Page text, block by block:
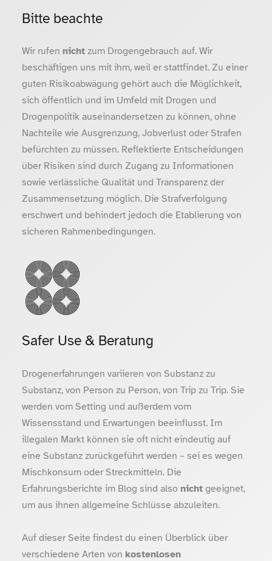
Bitte beachte
Wir rufen nichtzum Drogengebrauch auf. Wir
beschäftigen uns mit ihm, weil er stattfindet. Zu einer
guten Risikoabwägung gehört auch die Möglichkeit,
sich öffentlich und im Umfeld mit Drogen und
Drogenpolitik auseinandersetzen zu können, ohne
Nachteile wie Ausgrenzung, Jobverlust oder Strafen
befürchten zu müssen. Reflektierte Entscheidungen
über Risiken sind durch Zugang zu Informationen
sowie verlässliche Qualität und Transparenz der
Zusammensetzung möglich. Die Strafverfolgung
erschwert und behindert jedoch die Etablierung von
sicheren Rahmenbedingungen.
Safer Use & Beratung
Drogenerfahrungen variieren von Substanz zu
Substanz, von Person zu Person, von Trip zu Trip. Sie
werden vom Setting und außerdem vom
Wissensstand und Erwartungen beeinflusst. Im
illegalen Markt können sie oft nicht eindeutig auf
eine Substanz zurückgeführt werden – sei es wegen
Mischkonsum oder Streckmitteln. Die
Erfahrungsberichte im Blog sind also nichtgeeignet,
um aus ihnen allgemeine Schlüsse abzuleiten.
Auf dieser Seite findest du einen Überblick über
verschiedene Arten von kostenlosen